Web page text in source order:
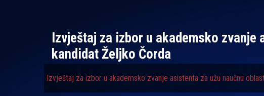
Izvještaj za izbor u akademsko
kandidat Željko Čorda
Izvještaj za izbor u akademsko zvanje asistenta za užu naučnu